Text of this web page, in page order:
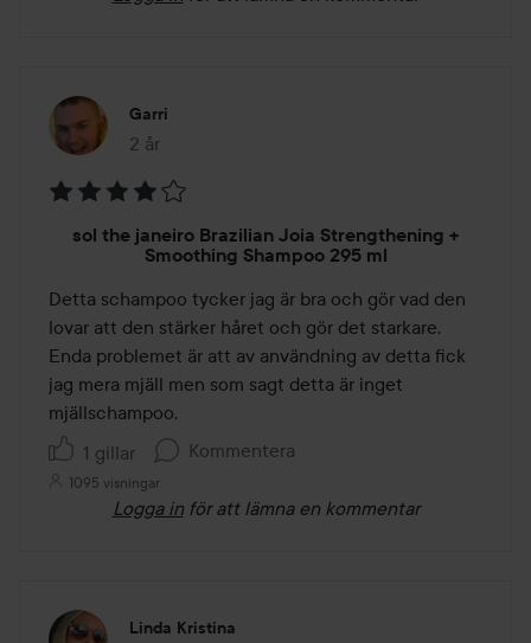
Garri
2 år
Inlägget skapades 2 år
5
sol the janeiro Brazilian Joia Strengthening +
Smoothing Shampoo 295 ml
Detta schampoo tycker jag är bra och gör vad den
lovar att den stärker håret och gör det starkare.
Enda problemet är att av användning av detta fick
jag mera mjäll men som sagt detta är inget
mjällschampoo.
1 gillar
Kommentera
1095 visningar
Logga in för att lämna en kommentar
Linda Kristina